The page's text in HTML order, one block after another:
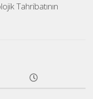
Tahribatının